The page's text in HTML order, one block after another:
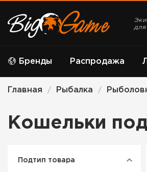
Бренды Распродажа
Главная / Рыбалка /
Кошельки
Подтип товара